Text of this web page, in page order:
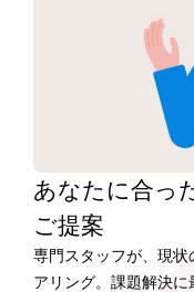
あなたに合っ
ご提案
専門スタッフが、現状
アリング。課題解決に